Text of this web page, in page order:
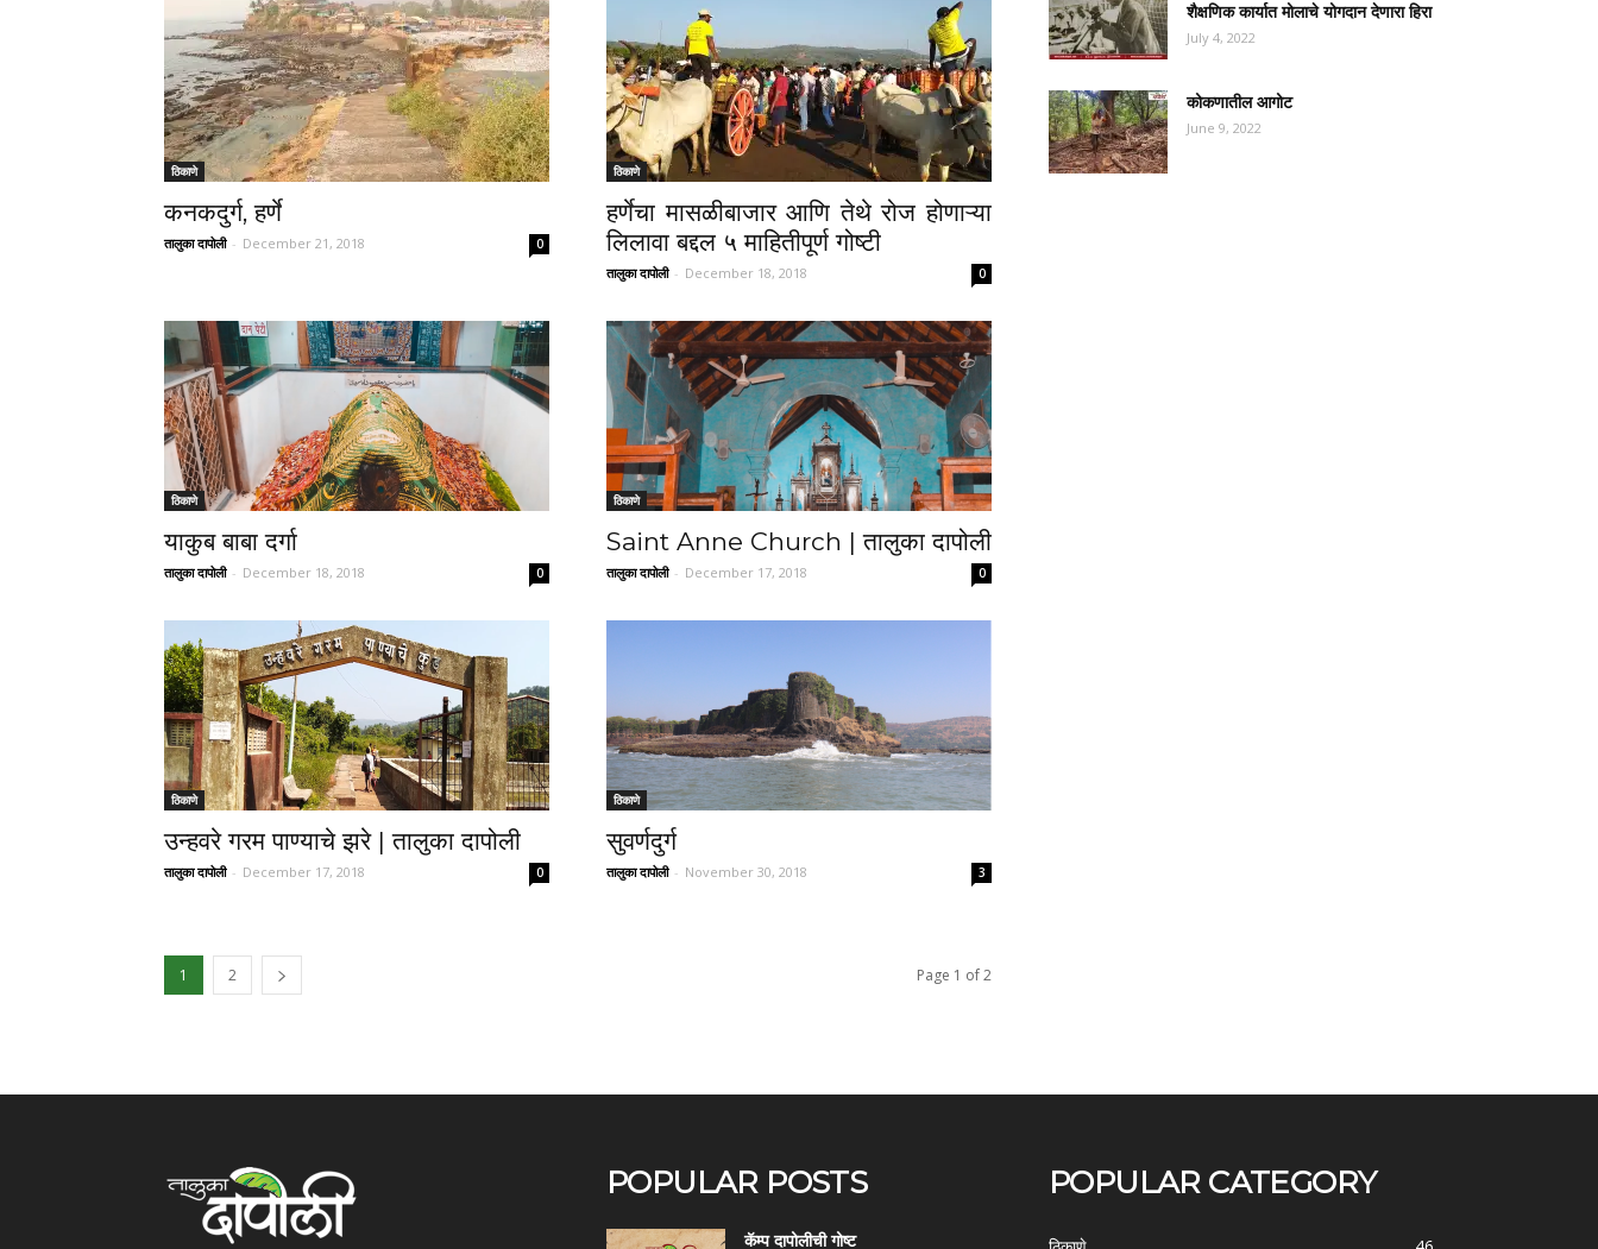
ठिकाणे
कनकदुर्ग, हर्णे
तालुका दापोली - December 21, 2018 0
ठिकाणे
हर्णेचा मासळीबाजार आणि तेथे रोज होणाऱ्या
लिलावा बद्दल ५ माहितीपूर्ण गोष्टी
तालुका दापोली - December 18, 2018 0
ठिकाणे
याकुब बाबा दर्गा
तालुका दापोली - December 18, 2018 0
ठिकाणे
Saint Anne Church | तालुका दापोली
तालुका दापोली - December 17, 2018 0
ठिकाणे
उन्हवरे गरम पाण्याचे झरे | तालुका दापोली
तालुका दापोली - December 17, 2018 0
ठिकाणे
सुवर्णदुर्ग
तालुका दापोली - November 30, 2018 3
1 2 Page 1 of 2
शैक्षणिक कार्यात मोलाचे योगदान देणारा हिरा
July 4, 2022
कोकणातील आगोट
June 9, 2022
POPULAR POSTS
कॅम्प दापोलीची गोष्ट
POPULAR CATEGORY